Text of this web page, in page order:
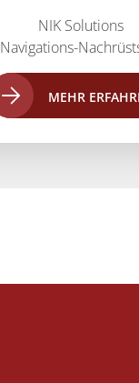
NIK Solutions
Navigations-
MEHR